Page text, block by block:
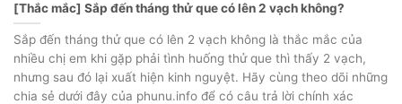
[Thắc mắc] Sắp đến tháng thử que có lên 2 vạch không?
Sắp đến tháng thử que có lên 2 vạch không là thắc mắc của
nhiều chị em khi gặp phải tình huống thử que thì thấy 2 vạch,
nhưng sau đó lại xuất hiện kinh nguyệt. Hãy cùng theo dõi những
chia sẻ dưới đây của phunu.info để có câu trả lời chính xác